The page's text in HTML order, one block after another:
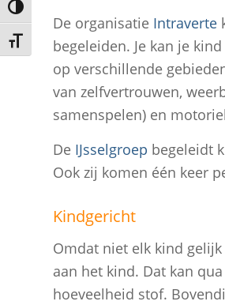
Keuze voor hoog contrast
Kies grootte van het lettertype
De organisatie Intraverte
begeleiden. Je kan je
op verschillende
van zelfvertrouwen,
samenspelen) en
De IJsselgroep begeleidt
Ook zij komen één keer
Kindgericht
Omdat niet elk kind
aan het kind. Dat kan
hoeveelheid stof.